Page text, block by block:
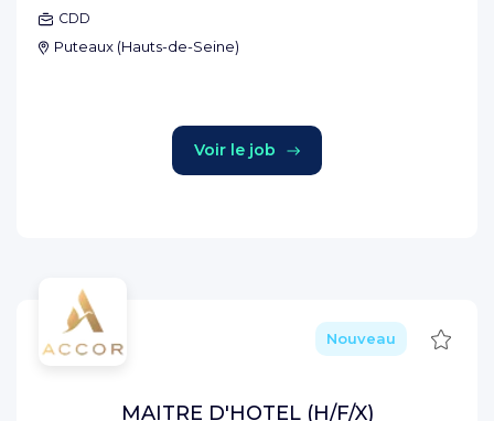
CDD
Puteaux (Hauts-de-Seine)
Voir le job
Nouveau
MAITRE D'HOTEL (H/F/X)